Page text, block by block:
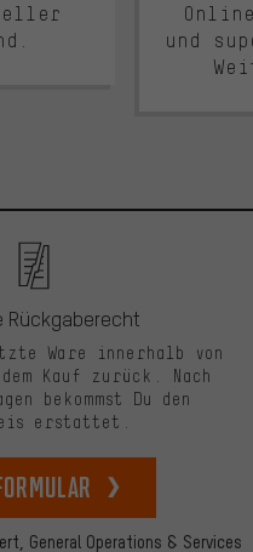
und
General Operations & Services
Rückgaberecht
Ware innerhalb von
Kauf zurück. Nach
bekommst Du den
erstattet.